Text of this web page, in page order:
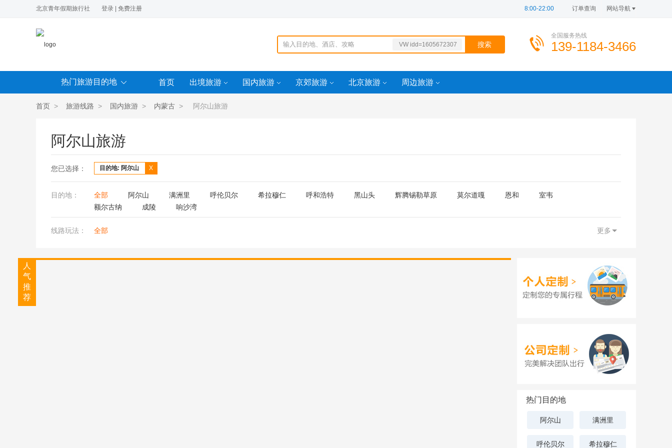
北京青年假期旅行社 登录 免费注册 8:00-22:00 订单查询 网站导航
VW idd=1605672307
5443899idd=162837
全国服务热线
139-1184-3466
热门旅游目的地 首页 出境旅游 国内旅游 京郊旅游 北京旅游 周边旅游
首页 > 旅游线路 > 国内旅游 > 内蒙古 > 阿尔山旅游
阿尔山旅游
您已选择： 目的地: 阿尔山 X
目的地： 全部 阿尔山 满洲里 呼伦贝尔 希拉穆仁 呼和浩特 黑山头 辉腾锡勒草原 莫尔道嘎 恩和
室韦
额尔古纳
成陵 响沙湾
线路玩法： 全部 更多
人
气
推
荐
热门目的地
阿尔山 满洲里
呼伦贝尔 希拉穆仁